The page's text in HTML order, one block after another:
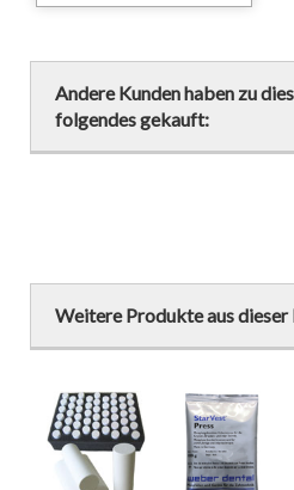
Andere Kunden haben zu
folgendes gekauft:
Weitere Produkte aus